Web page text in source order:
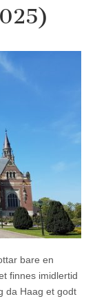
bare en
finnes imidlertid
da Haag et godt